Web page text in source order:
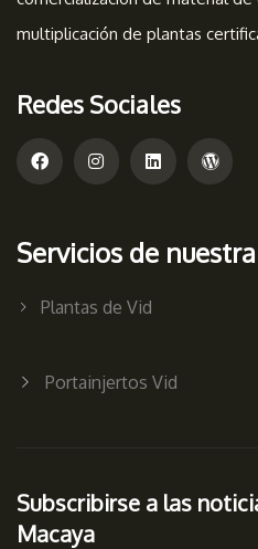
multiplicación de plantas
Redes Sociales
Servicios de
Plantas de Vid
Portainjertos Vid
Subscribirse a las
Macaya